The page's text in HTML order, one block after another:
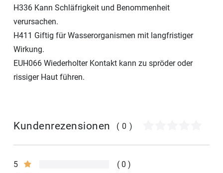
H336 Kann Schläfrigkeit und Benommenheit
verursachen.
H411 Giftig für Wasserorganismen mit langfristiger
Wirkung.
EUH066 Wiederholter Kontakt kann zu spröder oder
rissiger Haut führen.
Kundenrezensionen (0)
5
0